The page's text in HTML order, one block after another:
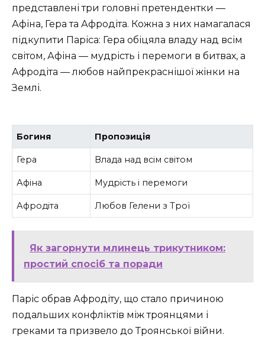
представлені три головні претендентки —
Афіна, Гера та Афродіта. Кожна з них намагалася
підкупити Паріса: Гера обіцяла владу над всім
світом, Афіна — мудрість і перемоги в битвах, а
Афродіта — любов найпрекраснішої жінки на
Землі.
Богиня Пропозиція
Гера Влада над всім світом
Афіна Мудрість і перемоги
Афродіта Любов Гелени з Трої
Як загорнути млинець трикутником:
простий спосіб та поради
Паріс обрав Афродіту, що стало причиною
подальших конфліктів між троянцями і
греками та призвело до Троянської війни.